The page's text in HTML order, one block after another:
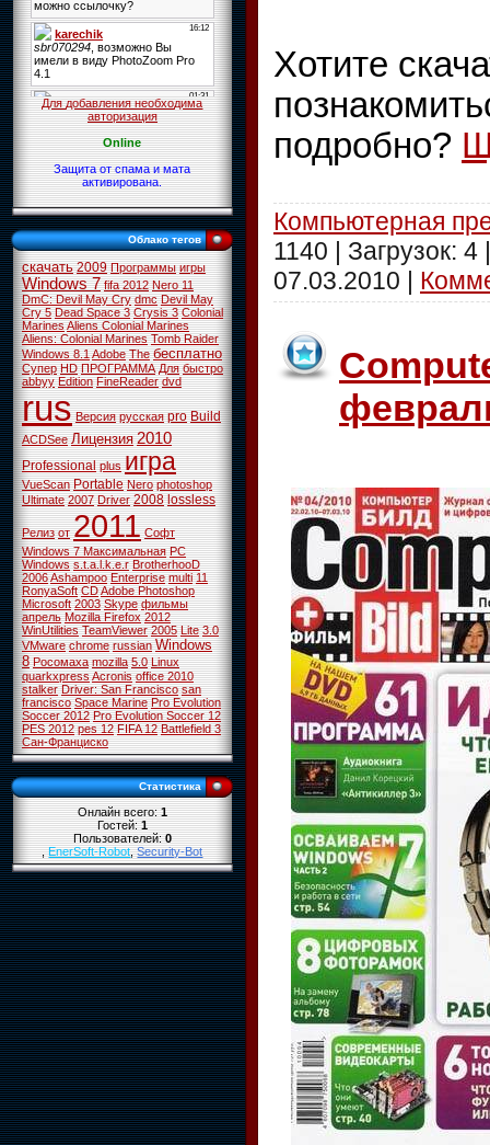
Для добавления необходима
авторизация
Online
Защита от спама и мата
активирована.
Облако тегов
скачать 2009 Программы игры
Windows 7 fifa 2012 Nero 11
DmC: Devil May Cry dmc Devil May
Cry 5 Dead Space 3 Crysis 3 Colonial
MarinesAliens Colonial Marines
Aliens: Colonial Marines Tomb Raider
Windows 8.1Adobe The бесплатно
Супер HD ПРОГРАММА Для быстро
abbyy Edition FineReader dvd
rus Версия русская pro Build
ACDSee Лицензия 2010
Professional plus игра
VueScan Portable Nero photoshop
Ultimate 2007 Driver 2008 lossless
Релиз от 2011 Софт
Windows 7 Максимальная PC
Windows s.t.a.l.k.e.r BrotherhooD
2006Ashampoo Enterprise multi 11
RonyaSoft CDAdobe Photoshop
Microsoft 2003 Skype фильмы
апрель Mozilla Firefox 2012
WinUtilities TeamViewer 2005 Lite 3.0
VMware chrome russian Windows
8 Росомаха mozilla 5.0 Linux
quarkxpressAcronis office 2010
stalker Driver: San Francisco san
francisco Space Marine Pro Evolution
Soccer 2012 Pro Evolution Soccer 12
PES 2012 pes 12 FIFA 12 Battlefield 3
Сан-Франциско
Статистика
Онлайн всего:1
Гостей:1
Пользователей:0
,EnerSoft-Robot,Security-Bot
Хотите
подробно?
Компьютерная
1140 | Загрузок:
07.03.2010